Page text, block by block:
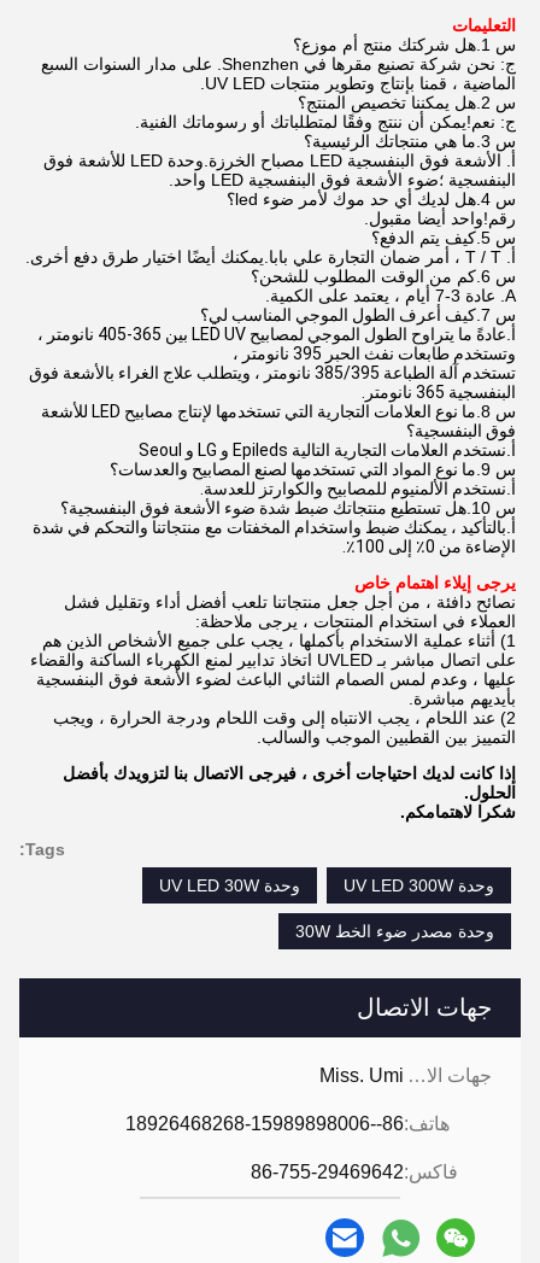
جهات الاتصال
جهات الاتصال: Miss. Umi
هاتف:86--18926468268-15989898006
فاكس:86-755-29469642
التعليمات
س 1.هل شركتك منتج أم موزع؟
ج: نحن شركة تصنيع مقرها في Shenzhen. على مدار السنوات السبع
الماضية ، قمنا بإنتاج وتطوير منتجات UV LED.
س 2.هل يمكننا تخصيص المنتج؟
ج: نعم!يمكن أن ننتج وفقًا لمتطلباتك أو رسوماتك الفنية.
س 3.ما هي منتجاتك الرئيسية؟
أ. الأشعة فوق البنفسجية LED مصباح الخرزة.وحدة LED للأشعة فوق
البنفسجية ؛ضوء الأشعة فوق البنفسجية LED واحد.
س 4.هل لديك أي حد موك لأمر ضوء led؟
رقم!واحد أيضا مقبول.
س 5.كيف يتم الدفع؟
أ. T / T ، أمر ضمان التجارة علي بابا.يمكنك أيضًا اختيار طرق دفع أخرى.
س 6.كم من الوقت المطلوب للشحن؟
A. عادة 3-7 أيام ، يعتمد على الكمية.
س 7.
كيف أعرف الطول الموجي المناسب لي؟
أ.
عادةً ما يتراوح الطول الموجي لمصابيح LED UV بين 365-405 نانومتر ،
وتستخدم طابعات نفث الحبر 395 نانومتر ،
تستخدم آلة الطباعة 385/395 نانومتر ، ويتطلب علاج الغراء بالأشعة فوق
البنفسجية 365 نانومتر.
س 8.
ما نوع العلامات التجارية التي تستخدمها لإنتاج مصابيح LED للأشعة
فوق البنفسجية؟
أ. نستخدم العلامات التجارية التالية Epileds و LG و Seoul
س 9.
ما نوع المواد التي تستخدمها لصنع المصابيح والعدسات؟
أ. نستخدم الألمنيوم للمصابيح والكوارتز للعدسة.
س 10.
هل تستطيع منتجاتك ضبط شدة ضوء الأشعة فوق البنفسجية؟
أ. بالتأكيد ، يمكنك ضبط واستخدام المخفتات مع منتجاتنا والتحكم في شدة
الإضاءة من 0٪ إلى 100٪.
يرجى إيلاء اهتمام خاص
نصائح دافئة ، من أجل جعل منتجاتنا تلعب أفضل أداء وتقليل فشل
العملاء في استخدام المنتجات ، يرجى ملاحظة:
1) أثناء عملية الاستخدام بأكملها ، يجب على جميع الأشخاص الذين هم
على اتصال مباشر بـ UVLED اتخاذ تدابير لمنع الكهرباء الساكنة والقضاء
عليها ، وعدم لمس الصمام الثنائي الباعث لضوء الأشعة فوق البنفسجية
بأيديهم مباشرة.
2) عند اللحام ، يجب الانتباه إلى وقت اللحام ودرجة الحرارة ، ويجب
التمييز بين القطبين الموجب والسالب.
إذا كانت لديك احتياجات أخرى ، فيرجى الاتصال بنا لتزويدك بأفضل
الحلول.
شكرا لاهتمامكم.
Tags:
وحدة UV LED 300W
وحدة UV LED 30W
وحدة مصدر ضوء الخط 30W